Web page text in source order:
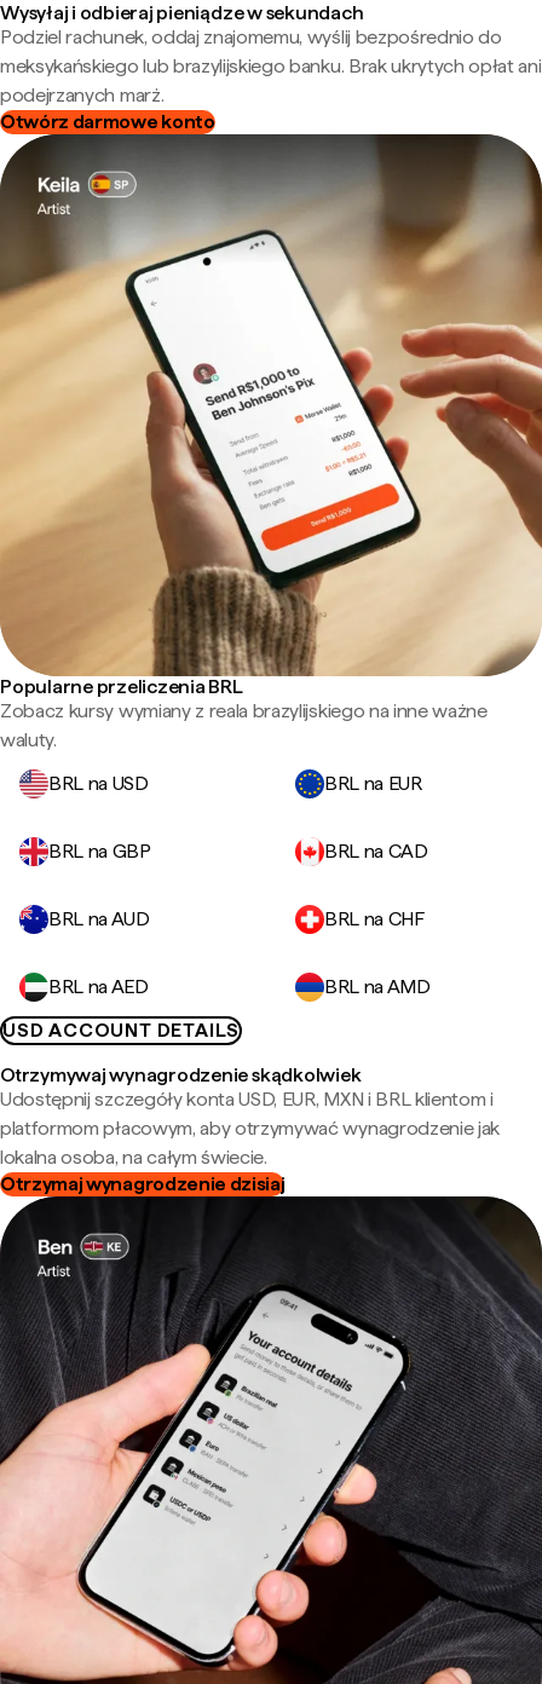
Wysyłaj i odbieraj pieniądze w sekundach
Podziel rachunek, oddaj znajomemu, wyślij bezpośrednio do
meksykańskiego lub brazylijskiego banku. Brak ukrytych opłat ani
podejrzanych marż.
Otwórz darmowe konto
Popularne przeliczenia BRL
Zobacz kursy wymiany z reala brazylijskiego na inne ważne
waluty.
BRL na USD
BRL na EUR
BRL na GBP BRL na CAD
BRL na AUD BRL na CHF
BRL na AED
BRL na AMD
USD ACCOUNT DETAILS
Otrzymywaj wynagrodzenie skądkolwiek
Udostępnij szczegóły konta USD, EUR, MXN i BRL klientom i
platformom płacowym, aby otrzymywać wynagrodzenie jak
lokalna osoba, na całym świecie.
Otrzymaj wynagrodzenie dzisiaj